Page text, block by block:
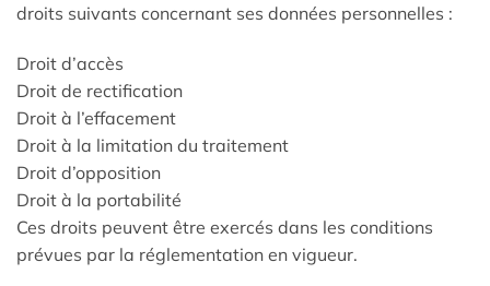
droits suivants concernant ses données personnelles :
Droit d’accès
Droit de rectification
Droit à l’effacement
Droit à la limitation du traitement
Droit d’opposition
Droit à la portabilité
Ces droits peuvent être exercés dans les conditions
prévues par la réglementation en vigueur.